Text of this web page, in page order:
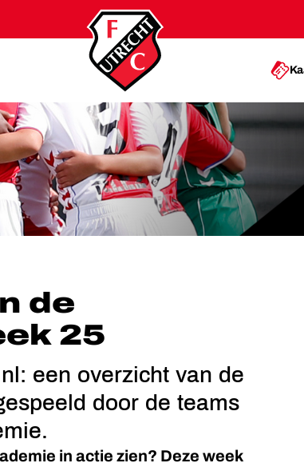
de
25
een overzicht van de
door de teams
in actie zien? Deze week